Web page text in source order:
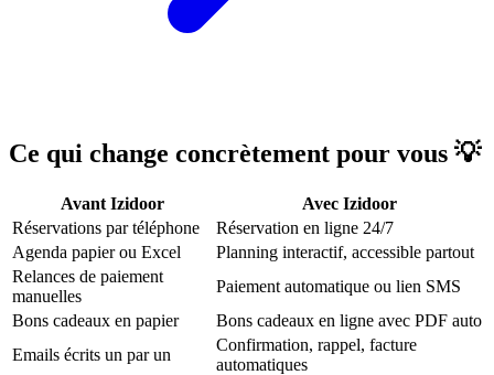
Ce qui change concrètement pour vous 💡
Avant Izidoor
Avec Izidoor
Réservations par téléphone
Réservation en ligne 24/7
Agenda papier ou Excel
Planning interactif, accessible partout
Relances de paiement
manuelles
Paiement automatique ou lien SMS
Bons cadeaux en papier
Bons cadeaux en ligne avec PDF auto
Emails écrits un par un
Confirmation, rappel, facture
automatiques